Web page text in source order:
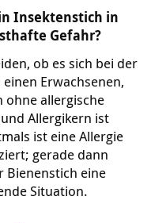
Insektenstich in
Gefahr?
ob es sich bei der
Erwachsenen,
ohne allergische
Allergikern ist
ist eine Allergie
gerade dann
Bienenstich eine
Situation.